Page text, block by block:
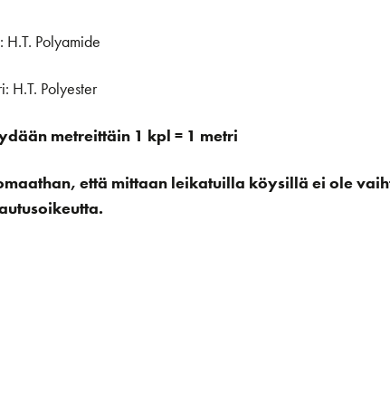
H.T. Polyamide
H.T. Polyester
metreittäin 1 kpl = 1 metri
että mittaan leikatuilla köysillä ei ole